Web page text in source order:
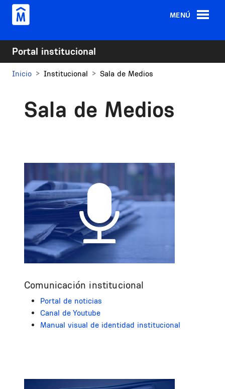
Pasar al contenido principal
MENÚ
Portal institucional
Inicio Institucional Sala de Medios
Sala de Medios
Comunicación institucional
Portal de noticias
Canal de Youtube
Manual visual de identidad institucional